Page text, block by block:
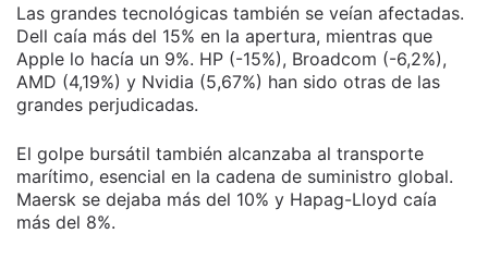
Las grandes tecnológicas también se veían afectadas.
Dell caía más del 15% en la apertura, mientras que
Apple lo hacía un 9%. HP (-15%), Broadcom (-6,2%),
AMD (4,19%) y Nvidia (5,67%) han sido otras de las
grandes perjudicadas.
El golpe bursátil también alcanzaba al transporte
marítimo, esencial en la cadena de suministro global.
Maersk se dejaba más del 10% y Hapag-Lloyd caía
más del 8%.